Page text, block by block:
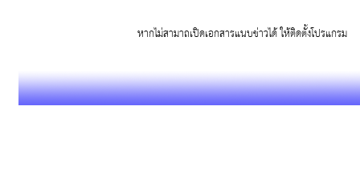
หากไม่สามาถเปิดเอกสารแนบข่าวได้ ให้ติดตั้งโปรแ